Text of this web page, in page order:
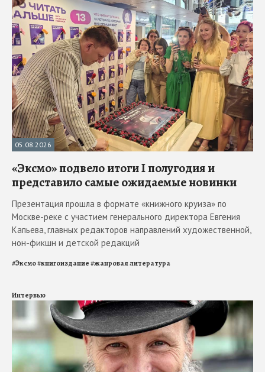
05.08.2026
«Эксмо» подвело итоги I полугодия и
представило самые ожидаемые новинки
Презентация прошла в формате «книжного круиза» по
Москве-реке с участием генерального директора Евгения
Капьева, главных редакторов направлений художественной,
нон-фикшн и детской редакций
#Эксмо#книгоиздание#жанровая литература
Интервью